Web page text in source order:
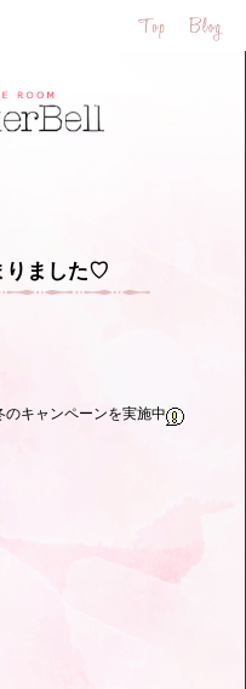
りました♡
キャンペーンを実施中